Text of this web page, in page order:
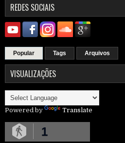
REDES SOCIAIS
Popular Tags Arquivos
VISUALIZAÇÕES
Powered by Translate
1